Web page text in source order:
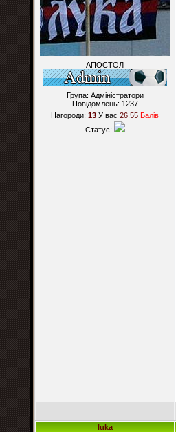
АПОСТОЛ
Група: Адміністратори
Повідомлень: 1237
Нагороди: 13 У вас 26.55 Балiв
Статус:
luka